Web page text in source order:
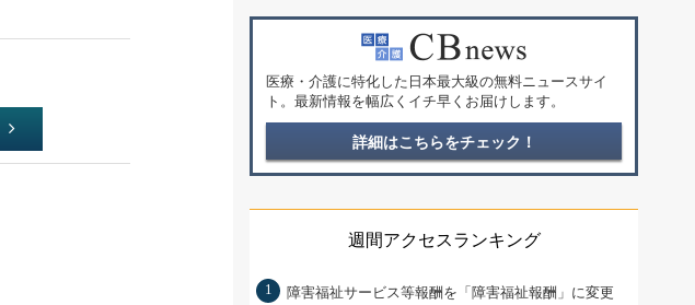
医療・介護に特化した日本最大級の無料ニュースサイ
ト。最新情報を幅広くイチ早くお届けします。
詳細はこちらをチェック！
週間アクセスランキング
1 障害福祉サービス等報酬を「障害福祉報酬」に変更